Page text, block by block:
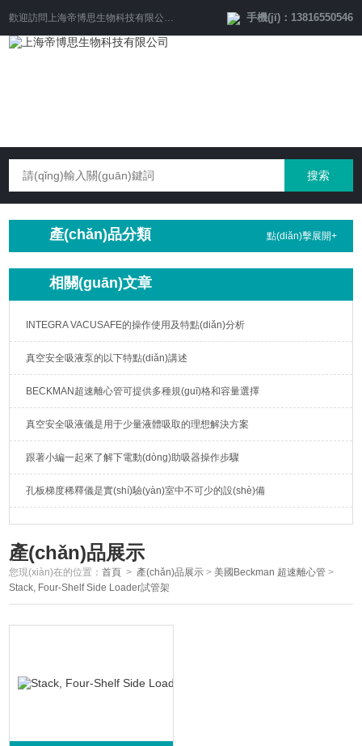
歡迎訪問 上海帝博思生物科技有限公司 網(wǎng)站！ 手機(jī)：13816550546
產(chǎn)品分類 點(diǎn)擊展開+
相關(guān)文章
INTEGRA VACUSAFE的操作使用及特點(diǎn)分析
真空安全吸液泵的以下特點(diǎn)講述
BECKMAN超速離心管可提供多種規(guī)格和容量選擇
真空安全吸液儀是用于少量液體吸取的理想解決方案
跟著小編一起來了解下電動(dòng)助吸器操作步驟
孔板梯度稀釋儀是實(shí)驗(yàn)室中不可少的設(shè)備
產(chǎn)品展示
您現(xiàn)在的位置：首頁 > 產(chǎn)品展示 >美國Beckman 超速離心管 >
Stack, Four-Shelf Side Loader試管架